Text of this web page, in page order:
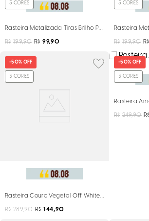
3 CORES
Rasteira Metalizada Tiras Brilho Preta
R$ 199,90 R$ 99,90
3 CORES
Rasteira
R$ 199,90 R$
-50% OFF
3 CORES
Rasteira Couro Vegetal Off White Tachas
R$ 289,90 R$ 144,90
-50% OFF
3 CORES
Rasteira
R$ 249,90 R$